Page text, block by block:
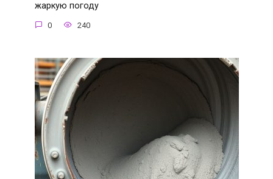
жаркую погоду
0 240